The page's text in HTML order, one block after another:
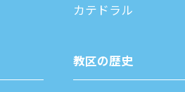
カテドラル
教区の歴史